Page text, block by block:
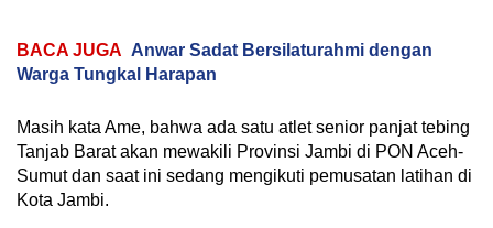
BACA JUGA Anwar Sadat Bersilaturahmi dengan
Warga Tungkal Harapan
Masih kata Ame, bahwa ada satu atlet senior panjat tebing
Tanjab Barat akan mewakili Provinsi Jambi di PON Aceh-
Sumut dan saat ini sedang mengikuti pemusatan latihan di
Kota Jambi.